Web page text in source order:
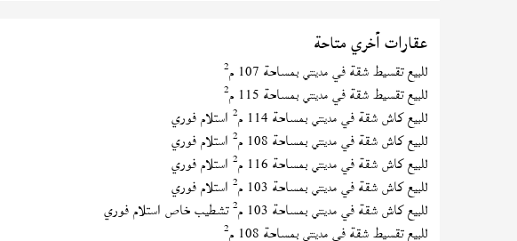
عقارات أخري متاحة
للبيع تقسيط شقة في مدينتي بمساحة 107 م 2
للبيع تقسيط شقة في مدينتي بمساحة 115 م 2
للبيع كاش شقة في مدينتي بمساحة 114 م 2 استلام فوري
للبيع كاش شقة في مدينتي بمساحة 108 م 2 استلام فوري
للبيع كاش شقة في مدينتي بمساحة 116 م 2 استلام فوري
للبيع كاش شقة في مدينتي بمساحة 103 م 2 استلام فوري
للبيع كاش شقة في مدينتي بمساحة 103 م 2تشطيب خاص استلام فوري
للبيع تقسيط شقة في مدينتي بمساحة 108 م 2